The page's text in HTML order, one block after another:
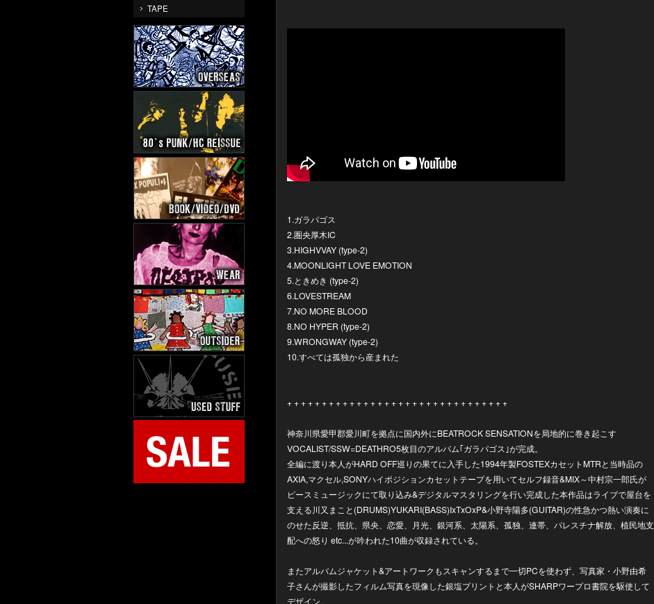
TAPE
1.ガラパゴス
2.圏央厚木IC
3.HIGHVVAY (type-2)
4.MOONLIGHT LOVE EMOTION
5.ときめき (type-2)
6.LOVESTREAM
7.NO MORE BLOOD
8.NO HYPER (type-2)
9.WRONGWAY (type-2)
10.すべては孤独から産まれた
+ + + + + + + + + + + + + + + + + + + + + + + + + + + + + + + +
神奈川県愛甲郡愛川町を拠点に国内外にBEATROCK SENSATIONを局地的に巻き起こす
VOCALIST/SSW=DEATHRO5枚目のアルバム｢ガラパゴス｣が完成。
全編に渡り本人がHARD OFF巡りの果てに入手した1994年製FOSTEXカセットMTRと当時品の
AXIA,マクセル,SONYハイポジションカセットテープを用いてセルフ録音&MIX～中村宗一郎氏が
ピースミュージックにて取り込み&デジタルマスタリングを行い完成した本作品はライブで屋台を
支える川又まこと(DRUMS)YUKARI(BASS)IxTxOxP&小野寺陽多(GUITAR)の性急かつ熱い演奏に
のせた反逆、抵抗、県央、恋愛、月光、銀河系、太陽系、孤独、連帯、パレスチナ解放、植民地支
配への怒り etc...が吟われた10曲が収録されている。
またアルバムジャケット&アートワークもスキャンするまで一切PCを使わず、写真家・小野由希
子さんが撮影したフィルム写真を現像した銀塩プリントと本人がSHARPワープロ書院を駆使して
デザイン。